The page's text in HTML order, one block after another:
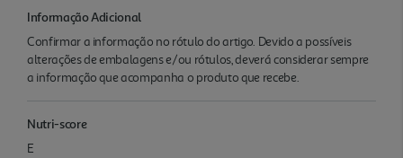
Informação Adicional
Confirmar a informação no rótulo do artigo. Devido a possíveis
alterações de embalagens e/ou rótulos, deverá considerar sempre
a informação que acompanha o produto que recebe.
Nutri-score
E